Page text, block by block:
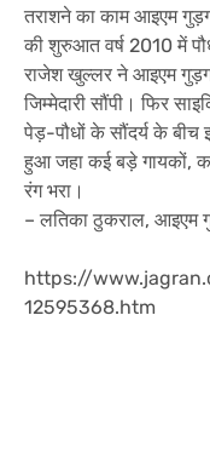
तराशने का काम आइएम
की शुरुआत वर्ष 2010 में
राजेश खुल्लर ने आइएम
जिम्मेदारी सौंपी। फिर
पेड़-पौधों के सौंदर्य के बीच
हुआ जहा कई बड़े गायकों,
रंग भरा।
– लतिका ठुकराल, आइएम
https://
12595368.htm